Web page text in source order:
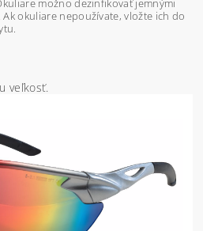
okuliare nepoužívate, vložte ich do
veľkosť.